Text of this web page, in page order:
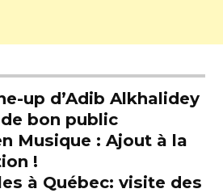
up d’Adib Alkhalidey
bon public
Musique : Ajout à la
!
à Québec: visite des